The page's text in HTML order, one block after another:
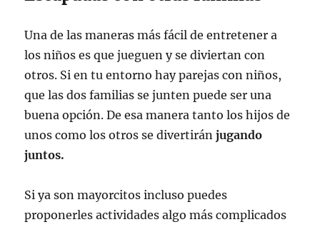
Una de las maneras más fácil de entretener a
los niños es que jueguen y se diviertan con
otros. Si en tu entorno hay parejas con niños,
que las dos familias se junten puede ser una
buena opción. De esa manera tanto los hijos de
unos como los otros se divertirán jugando
juntos.
Si ya son mayorcitos incluso puedes
proponerles actividades algo más complicados